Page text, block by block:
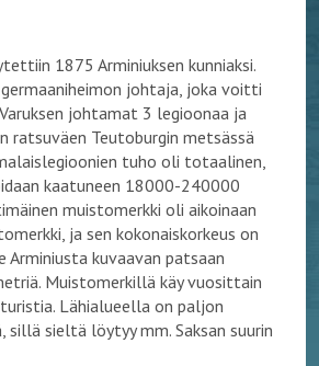
1875 Arminiuksen kunniaksi.
johtaja, joka voitti
johtamat 3 legioonaa ja
ratsuväen Teutoburgin metsässä
tuho oli totaalinen,
kaatuneen 18000-240000
muistomerkki oli aikoinaan
ja sen kokonaiskorkeus on
kuvaavan patsaan
Muistomerkillä käy vuosittain
Lähialueella on paljon
sillä sieltä löytyy mm. Saksan suurin